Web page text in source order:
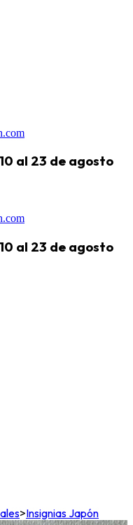
al 23 de agosto
al 23 de agosto
>Insignias Japón